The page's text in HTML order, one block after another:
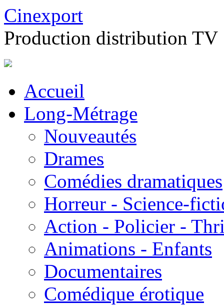
Cinexport
Production distribution TV
Accueil
Long-Métrage
Nouveautés
Drames
Comédies dramatiques
Horreur - Science-
Action - Policier -
Animations - Enfants
Documentaires
Comédique érotique